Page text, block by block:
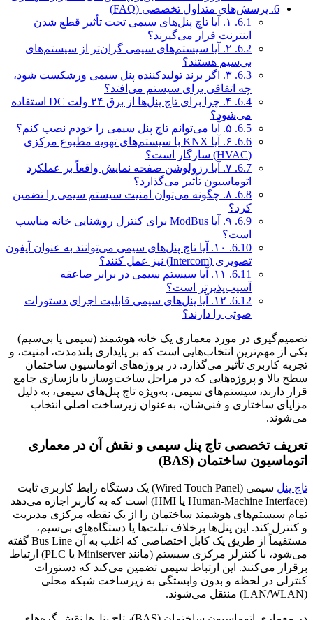
6. پرسش‌های متداول تخصصی (FAQ)
6.1.
۱. آیا تاچ پنل‌های سیمی تحت تأثیر قطع شدن
اینترنت قرار می‌گیرند؟
6.2.
۲. آیا سیستم‌های سیمی گران‌تر از سیستم‌های
بی‌سیم هستند؟
6.3.
۳. اگر برند تولیدکننده پنل سیمی ورشکست شود،
چه اتفاقی برای سیستم می‌افتد؟
6.4.
۴. چرا برای تاچ پنل‌ها از برق ۲۴ ولت DC استفاده
می‌شود؟
6.5.
6.6.
۶. آیا KNX با سیستم‌های تهویه مطبوع مرکزی
(HVAC) سازگار است؟
6.7.
۷. آیا رزولوشن صفحه نمایش واقعاً بر عملکرد
اتوماسیون تأثیر می‌گذارد؟
6.8.
۸. چگونه می‌توان امنیت سیستم سیمی را تضمین
کرد؟
6.9.
۹. آیا ModBus برای کنترل روشنایی خانه مناسب
است؟
6.10.
۱۰. آیا تاچ پنل‌های سیمی می‌توانند به عنوان آیفون
تصویری (Intercom) نیز عمل کنند؟
6.11.
۱۱. آیا سیستم سیمی در برابر صاعقه
آسیب‌پذیرتر است؟
6.12.
۱۲. آیا پنل‌های سیمی قابلیت اجرای دستورات
صوتی را دارند؟
تصمیم‌گیری در مورد معماری یک خانه هوشمند (سیمی یا بی‌سیم)
یکی از مهم‌ترین انتخاب‌هایی است که بر پایداری بلندمدت، امنیت، و
تجربه کاربری تأثیر می‌گذارد. در پروژه‌های اتوماسیون ساختمان
سطح بالا و پروژه‌هایی که در مراحل ساخت‌وساز یا بازسازی جامع
قرار دارند، سیستم‌های سیمی، به‌ویژه تاچ پنل‌های سیمی، به دلیل
مزایای ساختاری و فنی‌شان، به‌عنوان زیرساخت اصلی انتخاب
می‌شوند.
تعریف تخصصی تاچ پنل سیمی و نقش آن در معماری
اتوماسیون ساختمان (BAS)
تاچ پنل
سیمی (Wired Touch Panel) یک دستگاه رابط کاربری ثابت
(Human-Machine Interface یا HMI) است که به کاربر اجازه می‌دهد
تمام سیستم‌های هوشمند ساختمان را از یک نقطه مرکزی مدیریت
و کنترل کند. این پنل‌ها برخلاف تبلت‌ها یا دستگاه‌های بی‌سیم،
مستقیماً از طریق یک کابل اختصاصی که اغلب به آن Bus Line گفته
می‌شود، با کنترلر مرکزی سیستم (مانند Miniserver یا PLC) ارتباط
برقرار می‌کنند. این ارتباط سیمی تضمین می‌کند که دستورات
کنترلی در لحظه و بدون وابستگی به زیرساخت شبکه محلی
(LAN/WLAN) منتقل می‌شوند.